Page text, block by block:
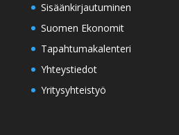
Sisäänkirjautuminen
Suomen Ekonomit
Tapahtumakalenteri
Yhteystiedot
Yritysyhteistyö